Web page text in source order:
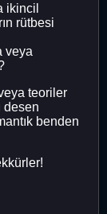
ikincil
rütbesi
veya
teoriler
desen
benden